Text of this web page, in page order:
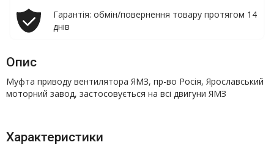
Гарантія: обмін/повернення товару протягом 14
днів
Опис
Муфта приводу вентилятора ЯМЗ, пр-во Росія, Ярославський
моторний завод, застосовується на всі двигуни ЯМЗ
Характеристики